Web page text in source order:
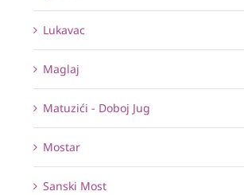
Lukavac
Maglaj
Matuzići - Doboj Jug
Mostar
Sanski Most